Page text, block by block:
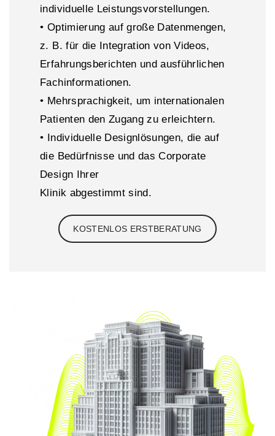
individuelle Leistungsvorstellungen.
• Optimierung auf große Datenmengen,
z. B. für die Integration von Videos,
Erfahrungsberichten und ausführlichen
Fachinformationen.
• Mehrsprachigkeit, um internationalen
Patienten den Zugang zu erleichtern.
• Individuelle Designlösungen, die auf
die Bedürfnisse und das Corporate
Design Ihrer
Klinik abgestimmt sind.
KOSTENLOS ERSTBERATUNG